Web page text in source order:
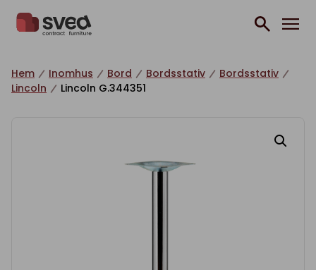
Hem Inomhus Bord Bordsstativ
Bordsstativ
Lincoln
Lincoln G.344351